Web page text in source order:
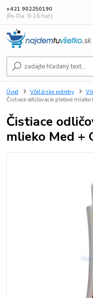
+421 902250190
(Po-Pia, 8-16 hod.)
Úvod Včelárske potreby
Čistiace odličovacie pleťové
Čistiace
mlieko Med +